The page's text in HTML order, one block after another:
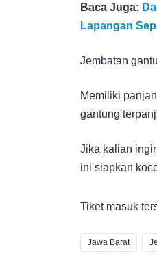
Baca Juga:
Lapangan
Jembatan
Memiliki
gantung
Jika kalian
ini siapkan
Tiket masuk
Jawa Barat